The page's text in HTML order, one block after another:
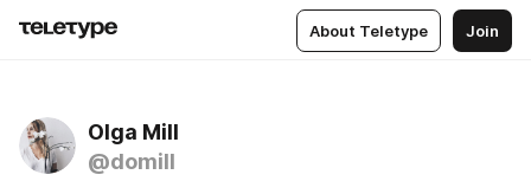
About Teletype Join
Olga Mill
@domill